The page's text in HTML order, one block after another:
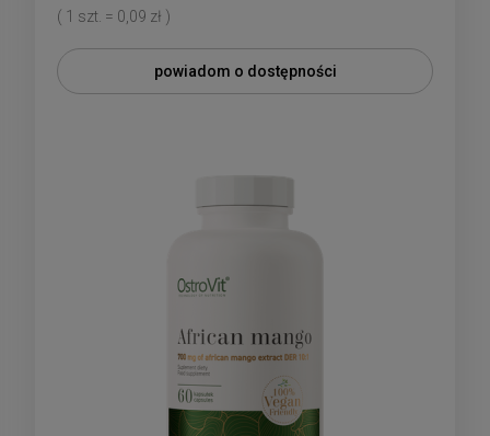
( 1 szt. = 0,09 zł )
powiadom o dostępności